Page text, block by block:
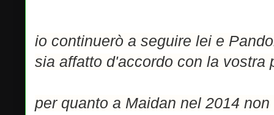
io continuerò a seguire lei e
sia affatto d'accordo con la vostra
per quanto a Maidan nel 2014